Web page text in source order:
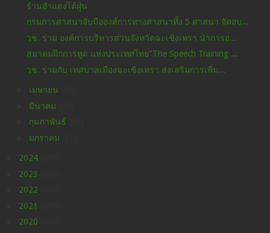
ร้านอำแดงไต้ฝุ่น
กรมการศาสนาจับมือองค์การทางศาสนาทั้ง 5 ศาสนา จัดอบ...
วช. ร่วม องค์การบริหารส่วนจังหวัดฉะเชิงเทรา นำการอ...
สมาคมฝึกการพูด แห่งประเทศไทย"The Speech Training ...
วช. ร่วมกับ เทศบาลเมืองฉะเชิงเทรา ส่งเสริมการเพิ่ม...
เมษายน
มีนาคม
กุมภาพันธ์
มกราคม
2024
2023
2022
2021
2020